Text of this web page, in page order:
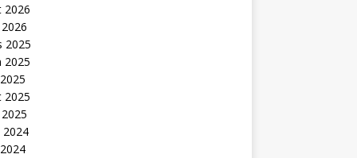
2026
2025
2025
2025
2024